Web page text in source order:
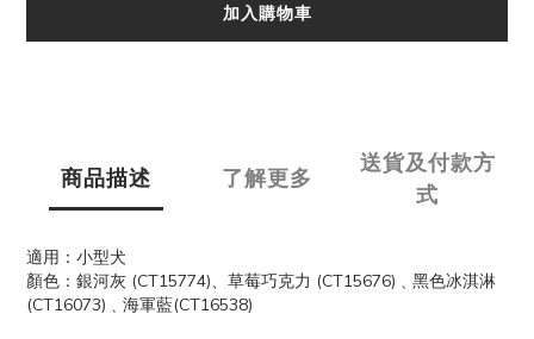
加入購物車
商品描述 了解更多
送貨及付款方
式
適用：小型犬
顏色：銀河灰 (CT15774)、草莓巧克力 (CT15676)﹑黑色冰淇淋
(CT16073)﹑海軍藍(CT16538)